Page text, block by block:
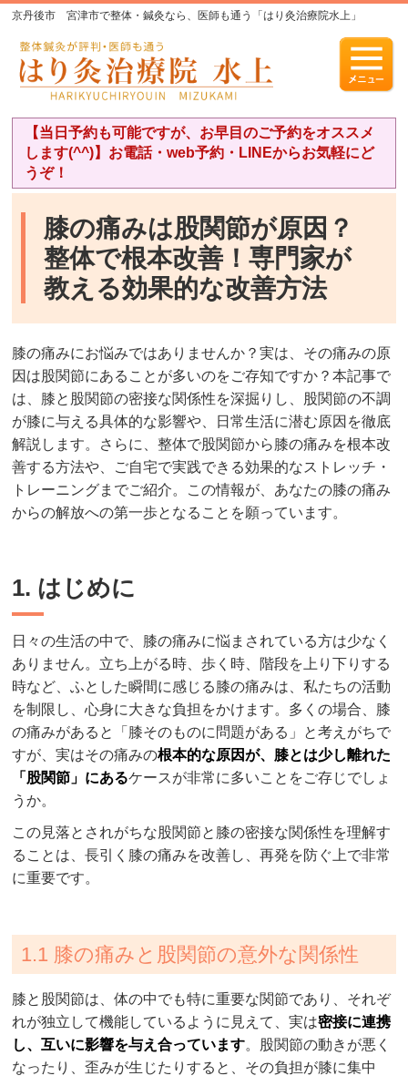
京丹後市 宮津市で整体・鍼灸なら、医師も通う「はり灸治療院水上」
【当日予約も可能ですが、お早目のご予約をオススメ
します(^^)】お電話・web予約・LINEからお気軽にど
うぞ！
膝の痛みは股関節が原因？
整体で根本改善！専門家が
教える効果的な改善方法
膝の痛みにお悩みではありませんか？実は、その痛みの原
因は股関節にあることが多いのをご存知ですか？本記事で
は、膝と股関節の密接な関係性を深掘りし、股関節の不調
が膝に与える具体的な影響や、日常生活に潜む原因を徹底
解説します。さらに、整体で股関節から膝の痛みを根本改
善する方法や、ご自宅で実践できる効果的なストレッチ・
トレーニングまでご紹介。この情報が、あなたの膝の痛み
からの解放への第一歩となることを願っています。
1. はじめに
日々の生活の中で、膝の痛みに悩まされている方は少なく
ありません。立ち上がる時、歩く時、階段を上り下りする
時など、ふとした瞬間に感じる膝の痛みは、私たちの活動
を制限し、心身に大きな負担をかけます。多くの場合、膝
の痛みがあると「膝そのものに問題がある」と考えがちで
すが、実はその痛みの根本的な原因が、膝とは少し離れた
「股関節」にあるケースが非常に多いことをご存じでしょ
うか。
この見落とされがちな股関節と膝の密接な関係性を理解す
ることは、長引く膝の痛みを改善し、再発を防ぐ上で非常
に重要です。
1.1 膝の痛みと股関節の意外な関係性
膝と股関節は、体の中でも特に重要な関節であり、それぞ
れが独立して機能しているように見えて、実は密接に連携
し、互いに影響を与え合っています。股関節の動きが悪く
なったり、歪みが生じたりすると、その負担が膝に集中